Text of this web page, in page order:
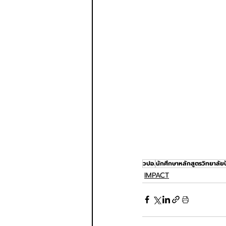
วปอ.นักศึกษาหลักสูตรวิทยาลัย
IMPACT